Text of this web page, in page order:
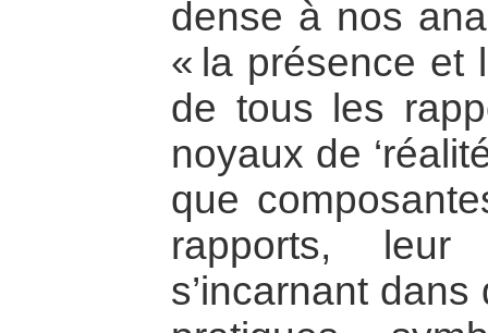
dense à nos
« la présence et
de tous les
noyaux de
que
rapports,
s’incarnant